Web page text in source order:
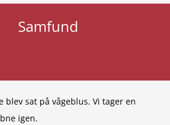
Samfund
sat på vågeblus. Vi tager en
igen.